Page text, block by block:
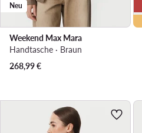
Neu
Weekend Max Mara
Handtasche · Braun
268,99€